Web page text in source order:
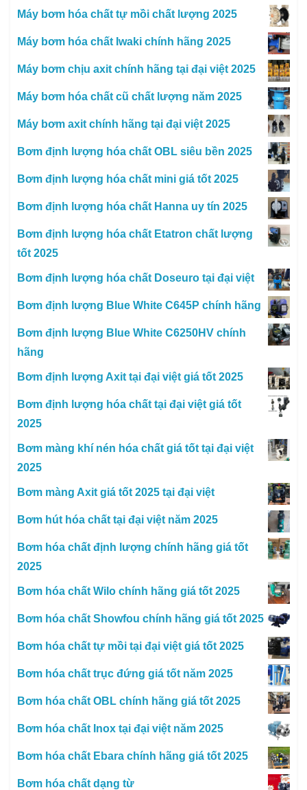
Máy bơm hóa chất tự mồi chất lượng 2025
Máy bơm hóa chất Iwaki chính hãng 2025
Máy bơm chịu axit chính hãng tại đại việt 2025
Máy bơm hóa chất cũ chất lượng năm 2025
Máy bơm axit chính hãng tại đại việt 2025
Bơm định lượng hóa chất OBL siêu bền 2025
Bơm định lượng hóa chất mini giá tốt 2025
Bơm định lượng hóa chất Hanna uy tín 2025
Bơm định lượng hóa chất Etatron chất lượng
tốt 2025
Bơm định lượng hóa chất Doseuro tại đại việt
Bơm định lượng Blue White C645P chính hãng
Bơm định lượng Blue White C6250HV chính
hãng
Bơm định lượng Axit tại đại việt giá tốt 2025
Bơm định lượng hóa chất tại đại việt giá tốt
2025
Bơm màng khí nén hóa chất giá tốt tại đại việt
2025
Bơm màng Axit giá tốt 2025 tại đại việt
Bơm hút hóa chất tại đại việt năm 2025
Bơm hóa chất định lượng chính hãng giá tốt
2025
Bơm hóa chất Wilo chính hãng giá tốt 2025
Bơm hóa chất Showfou chính hãng giá tốt 2025
Bơm hóa chất tự mồi tại đại việt giá tốt 2025
Bơm hóa chất trục đứng giá tốt năm 2025
Bơm hóa chất OBL chính hãng giá tốt 2025
Bơm hóa chất Inox tại đại việt năm 2025
Bơm hóa chất Ebara chính hãng giá tốt 2025
Bơm hóa chất dạng từ